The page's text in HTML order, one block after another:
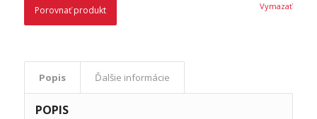
Vymazať
Porovnať produkt
Popis Ďalšie informácie
POPIS